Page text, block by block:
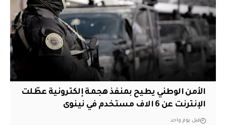
الأمن الوطني يطيح بمنفذ هجمة إلكترونية عطّلت
الإنترنت عن 6 الاف مستخدم في نينوى
قبل يوم واحد